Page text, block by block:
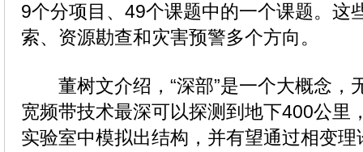
9个分项目、49个课题中的一个课题。这
索、资源勘查和灾害预警多个方向。
董树文介绍，“深部”是一个大概念，
宽频带技术最深可以探测到地下400公里
实验室中模拟出结构，并有望通过相变